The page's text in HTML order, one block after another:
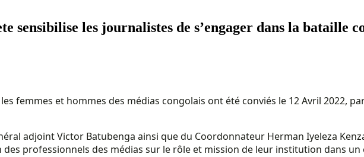
les journalistes de s’engager dans la bataille
femmes et hommes des médias congolais ont été conviés le 12 Avril 2022,
adjoint Victor Batubenga ainsi que du Coordonnateur Herman Iyeleza
professionnels des médias sur le rôle et mission de leur institution dans